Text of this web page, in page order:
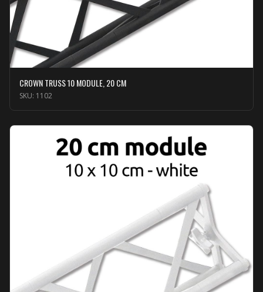
CROWN TRUSS 10 MODULE, 20 CM
SKU: 1102